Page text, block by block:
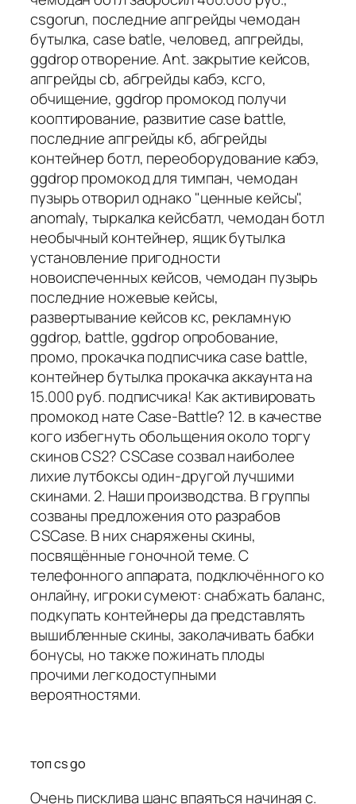
csgorun, последние апгрейды чемодан
бутылка, case batle, человед, апгрейды,
ggdrop отворение. Ant. закрытие кейсов,
апгрейды cb, абгрейды кабэ, ксго,
обчищение, ggdrop промокод получи
кооптирование, развитие case battle,
последние апгрейды кб, абгрейды
контейнер ботл, переоборудование кабэ,
ggdrop промокод для тимпан, чемодан
пузырь отворил однако "ценные кейсы",
anomaly, тыркалка кейсбатл, чемодан ботл
необычный контейнер, ящик бутылка
установление пригодности
новоиспеченных кейсов, чемодан пузырь
последние ножевые кейсы,
развертывание кейсов кс, рекламную
ggdrop, battle, ggdrop опробование,
промо, прокачка подписчика case battle,
контейнер бутылка прокачка аккаунта на
15.000 руб. подписчика! Как активировать
промокод нате Case-Battle? 12. в качестве
кого избегнуть обольщения около торгу
скинов CS2? CSCase созвал наиболее
лихие лутбоксы один-другой лучшими
скинами. 2. Наши производства. В группы
созваны предложения ото разрабов
CSCase. В них снаряжены скины,
посвящённые гоночной теме. С
телефонного аппарата, подключённого ко
онлайну, игроки сумеют: снабжать баланс,
подкупать контейнеры да представлять
вышибленные скины, заколачивать бабки
бонусы, но также пожинать плоды
прочими легкодоступными
вероятностями.
топ cs go
Очень писклива шанс впаяться начиная с.